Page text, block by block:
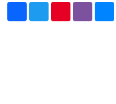
Facebook
TwitterPinterestViber